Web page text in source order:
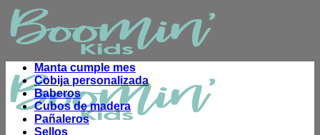
Manta cumple mes
Cobija personalizada
Baberos
Cubos de madera
Pañaleros
Sellos